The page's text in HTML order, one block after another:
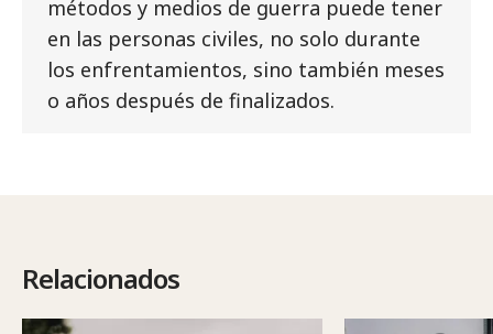
métodos y medios de guerra puede tener
en las personas civiles, no solo durante
los enfrentamientos, sino también meses
o años después de finalizados.
Relacionados